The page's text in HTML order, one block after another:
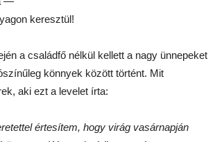
keresztül!
a családfő nélkül kellett a nagy ünnepeket
könnyek között történt. Mit
aki ezt a levelet írta:
értesítem, hogy virág vasárnapján